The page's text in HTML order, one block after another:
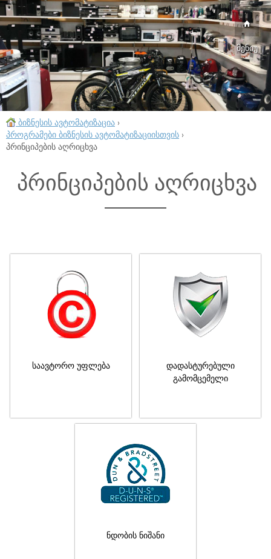
მენიუ
ბიზნესის ავტომატიზაცია ›
პროგრამები ბიზნესის ავტომატიზაციისთვის ›
პრინციპების აღრიცხვა
პრინციპების აღრიცხვა
საავტორო უფლება
დადასტურებული
გამომცემელი
ნდობის ნიშანი